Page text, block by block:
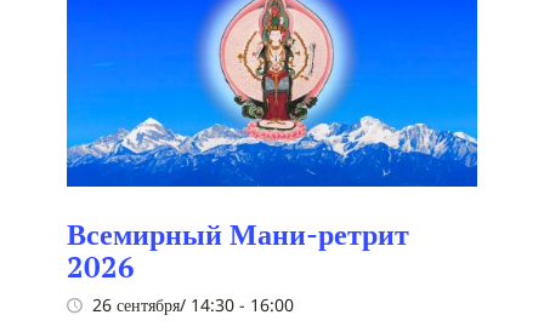
Всемирный Мани-ретрит
2026
26 сентября/ 14:30 - 16:00